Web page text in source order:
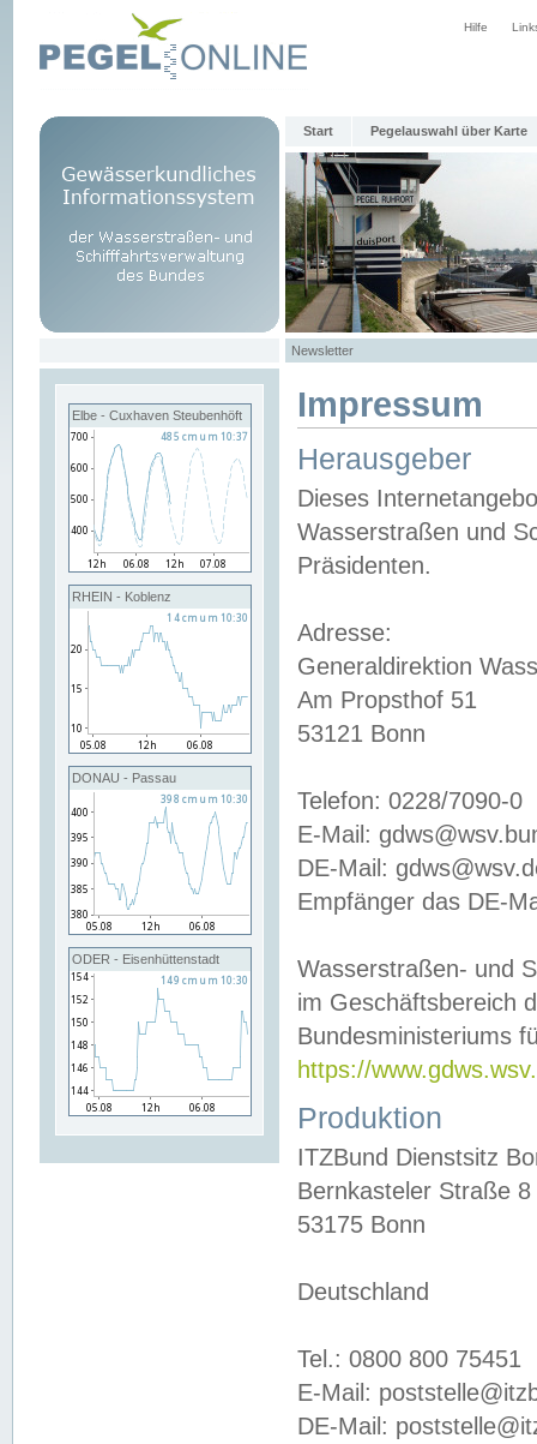
Hilfe
Start Pegelauswahl über Karte
Newsletter
Elbe - Cuxhaven Steubenhöft
RHEIN - Koblenz
DONAU - Passau
ODER - Eisenhüttenstadt
Impressum
Herausgeber
Dieses
Wasserstraßen und
Präsidenten.
Adresse:
Generaldirektion
Am Propsthof 51
53121 Bonn
Telefon: 0228/7090-0
E-Mail:
DE-Mail:
Empfänger das DE-
Wasserstraßen- und
im Geschäftsbereich
Bundesministeriums
https://
Produktion
ITZBund Dienstsitz
Bernkasteler Straße 8
53175 Bonn
Deutschland
Tel.: 0800 800 75451
E-Mail:
DE-Mail: